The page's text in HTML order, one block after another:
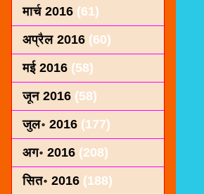
मार्च 2016 (61)
अप्रैल 2016 (60)
मई 2016 (58)
जून 2016 (58)
जुल॰ 2016 (177)
अग॰ 2016 (208)
सित॰ 2016 (188)